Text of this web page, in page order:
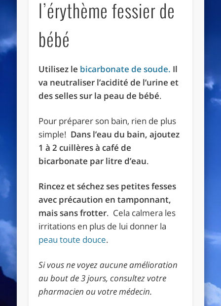
l’érythème fessier de
bébé
Utilisez le bicarbonate de soude. Il
va neutraliser l’acidité de l’urine et
des selles sur la peau de bébé.
Pour préparer son bain, rien de plus
simple! Dans l’eau du bain, ajoutez
1 à 2 cuillères à café de
bicarbonate par litre d’eau.
Rincez et séchez ses petites fesses
avec précaution en tamponnant,
mais sans frotter. Cela calmera les
irritations en plus de lui donner la
peau toute douce.
Si vous ne voyez aucune amélioration
au bout de 3 jours, consultez votre
pharmacien ou votre médecin.